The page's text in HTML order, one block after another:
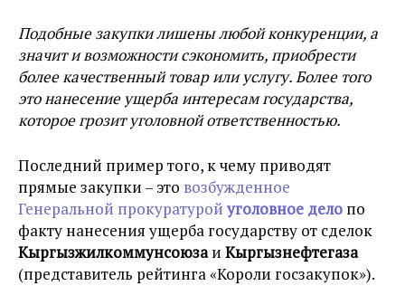
Подобные закупки лишены любой конкуренции, а
значит и возможности сэкономить, приобрести
более качественный товар или услугу. Более того
это нанесение ущерба интересам государства,
которое грозит уголовной ответственностью.
Последний пример того, к чему приводят
прямые закупки – это возбужденное
Генеральной прокуратурой уголовное дело по
факту нанесения ущерба государству от сделок
Кыргызжилкоммунсоюзаи Кыргызнефтегаза
(представитель рейтинга «Короли госзакупок»).